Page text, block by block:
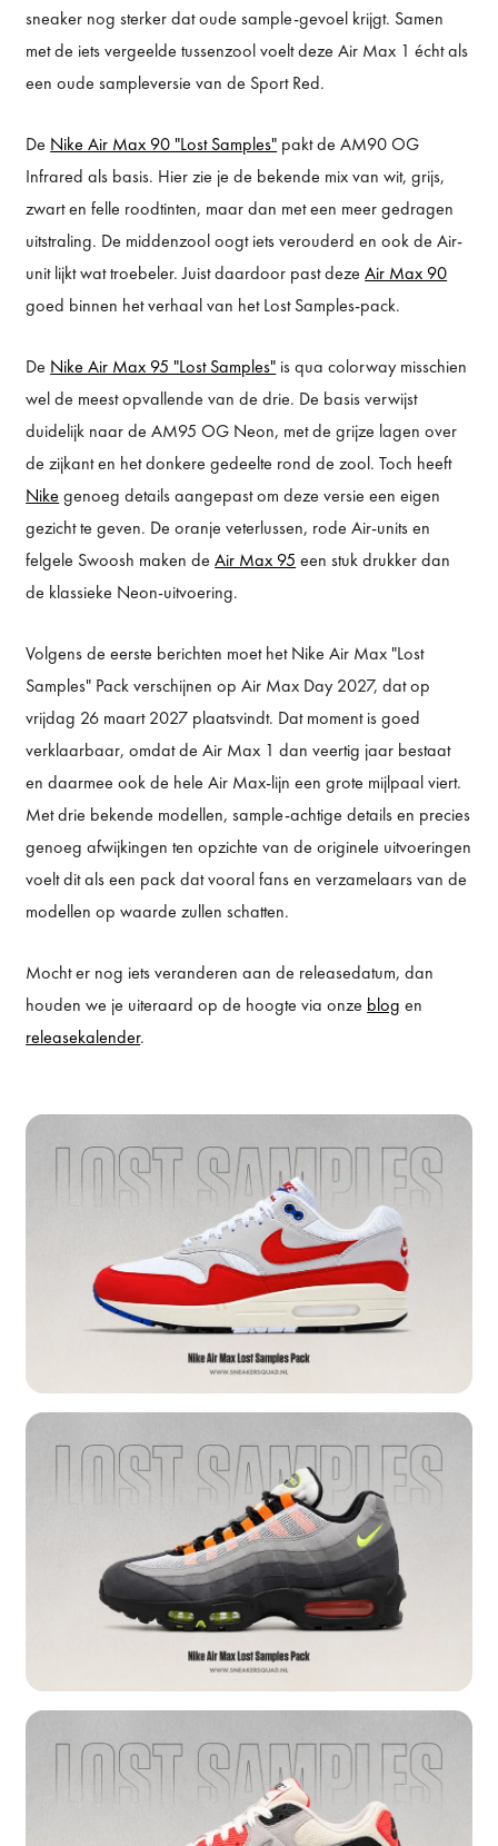
sneaker nog sterker dat oude sample-gevoel krijgt. Samen
met de iets vergeelde tussenzool voelt deze Air Max 1 écht als
een oude sampleversie van de Sport Red.
De Nike Air Max 90 "Lost Samples" pakt de AM90 OG
Infrared als basis. Hier zie je de bekende mix van wit, grijs,
zwart en felle roodtinten, maar dan met een meer gedragen
uitstraling. De middenzool oogt iets verouderd en ook de Air-
unit lijkt wat troebeler. Juist daardoor past dezeAir Max 90
goed binnen het verhaal van het Lost Samples-pack.
De Nike Air Max 95 "Lost Samples" is qua colorway misschien
wel de meest opvallende van de drie. De basis verwijst
duidelijk naar de AM95 OG Neon, met de grijze lagen over
de zijkant en het donkere gedeelte rond de zool. Toch heeft
Nike genoeg details aangepast om deze versie een eigen
gezicht te geven. De oranje veterlussen, rode Air-units en
felgele Swoosh maken deAir Max 95 een stuk drukker dan
de klassieke Neon-uitvoering.
Volgens de eerste berichten moet het Nike Air Max "Lost
Samples" Pack verschijnen op Air Max Day 2027, dat op
vrijdag 26 maart 2027 plaatsvindt. Dat moment is goed
verklaarbaar, omdat de Air Max 1 dan veertig jaar bestaat
en daarmee ook de hele Air Max-lijn een grote mijlpaal viert.
Met drie bekende modellen, sample-achtige details en precies
genoeg afwijkingen ten opzichte van de originele uitvoeringen
voelt dit als een pack dat vooral fans en verzamelaars van de
modellen op waarde zullen schatten.
Mocht er nog iets veranderen aan de releasedatum, dan
houden we je uiteraard op de hoogte via onze blog en
releasekalender.